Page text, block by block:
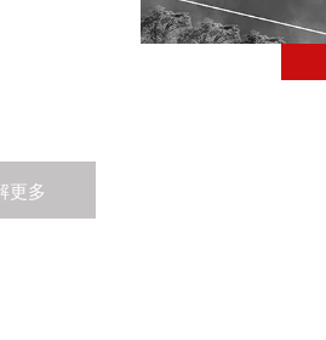
业重视
，营造
阶段)、
江省高
更多